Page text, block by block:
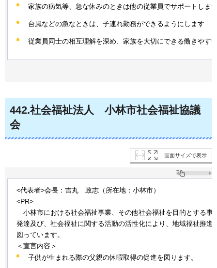
家族の病気等、急な休みのときは他の従業員でサポートしま
台風などの急なときは、子連れ勤務ができるようにします
従業員同士の相互理解を深め、家族を大切にできる働きやす
442.社会福祉法人 小林市社会福祉協議
会
画面サイズで表示
<代表者>会長：吉丸 政志（所在地：小林市）
<PR>
小林市における社会福祉事業、その他社会福祉を目的とする事
発達及び、社会福祉に関する活動の活性化により、地域福祉推進
図っています。
＜宣言内容＞
子供が生まれる際の父親の休暇取得の促進を図ります。